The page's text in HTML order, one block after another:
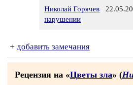
Николай Горячев
нарушении
+ добавить замечания
Рецензия на «Цветы зла» (